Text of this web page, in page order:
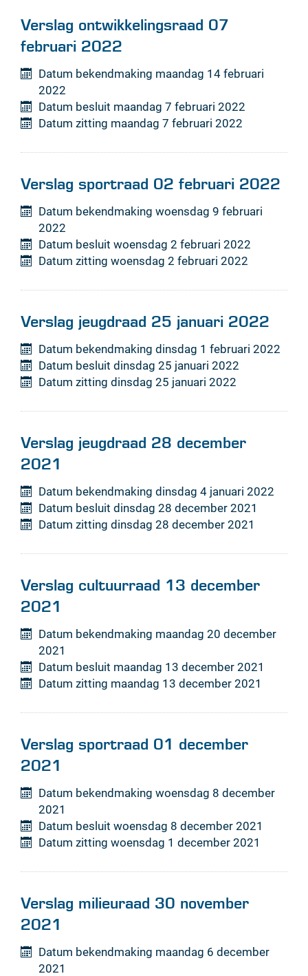
Verslag ontwikkelingsraad 07
februari 2022
Datum bekendmaking maandag 14 februari
2022
Datum besluit maandag 7 februari 2022
Datum zitting maandag 7 februari 2022
Verslag sportraad 02 februari 2022
Datum bekendmaking woensdag 9 februari
2022
Datum besluit woensdag 2 februari 2022
Datum zitting woensdag 2 februari 2022
Verslag jeugdraad 25 januari 2022
Datum bekendmaking dinsdag 1 februari 2022
Datum besluit dinsdag 25 januari 2022
Datum zitting dinsdag 25 januari 2022
Verslag jeugdraad 28 december
2021
Datum bekendmaking dinsdag 4 januari 2022
Datum besluit dinsdag 28 december 2021
Datum zitting dinsdag 28 december 2021
Verslag cultuurraad 13 december
2021
Datum bekendmaking maandag 20 december
2021
Datum besluit maandag 13 december 2021
Datum zitting maandag 13 december 2021
Verslag sportraad 01 december
2021
Datum bekendmaking woensdag 8 december
2021
Datum besluit woensdag 8 december 2021
Datum zitting woensdag 1 december 2021
Verslag milieuraad 30 november
2021
Datum bekendmaking maandag 6 december
2021